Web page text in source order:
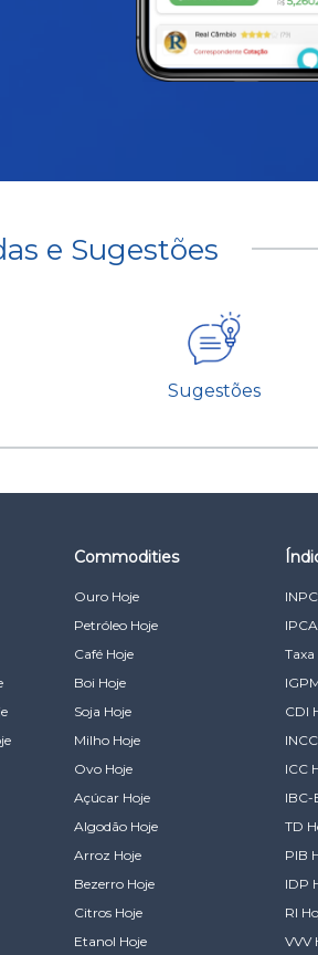
e Sugestões
Sugestões
Commodities
Ouro Hoje
Petróleo Hoje
Café Hoje
Boi Hoje
Soja Hoje
Milho Hoje
Ovo Hoje
Açúcar Hoje
Algodão Hoje
Arroz Hoje
Bezerro Hoje
Citros Hoje
Etanol Hoje
Taxa
CDI
ICC
IBC-
TD
PIB
IDP
RI
VVV